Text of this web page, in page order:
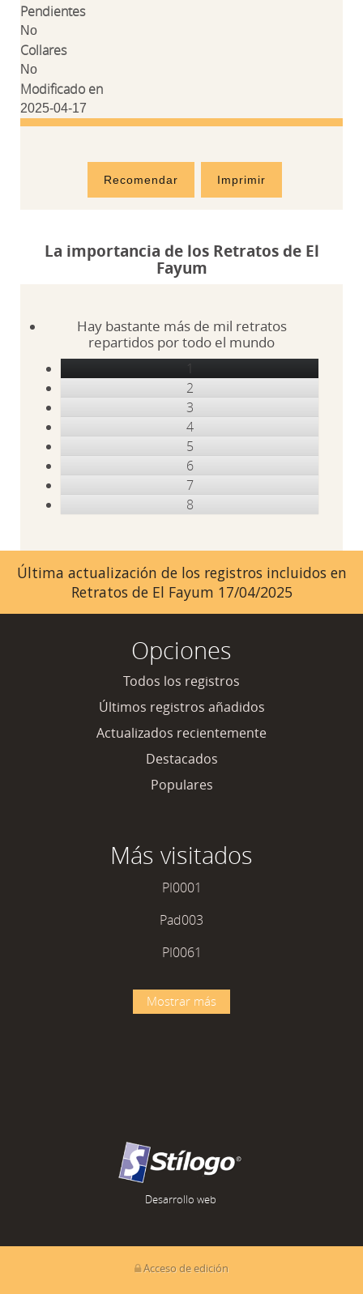
Pendientes
No
Collares
No
Modificado en
2025-04-17
Recomendar Imprimir
La importancia de los Retratos de El
Fayum
Hay bastante más de mil retratos
repartidos por todo el mundo
1
2
3
4
5
6
7
8
Última actualización de los registros incluidos en
Retratos de El Fayum 17/04/2025
Opciones
Todos los registros
Últimos registros añadidos
Actualizados recientemente
Destacados
Populares
Más visitados
PI0001
Pad003
PI0061
Mostrar más
Desarrollo web
Acceso de edición